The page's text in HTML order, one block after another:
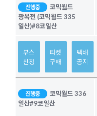
진행중
코믹월드
광복전 (코믹월드 335
일산)#8코일산
부스
신청
티켓
구매
택배
공지
진행중
코믹월드 336
일산#9코일산